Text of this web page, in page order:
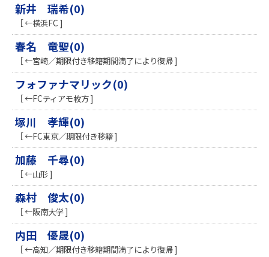
新井 瑞希(0)
［ ←横浜FC ]
春名 竜聖(0)
［ ←宮崎／期限付き移籍期間満了により復帰 ]
フォファナマリック(0)
［ ←FCティアモ枚方 ]
塚川 孝輝(0)
［ ←FC東京／期限付き移籍 ]
加藤 千尋(0)
［ ←山形 ]
森村 俊太(0)
［ ←阪南大学 ]
内田 優晟(0)
［ ←高知／期限付き移籍期間満了により復帰 ]